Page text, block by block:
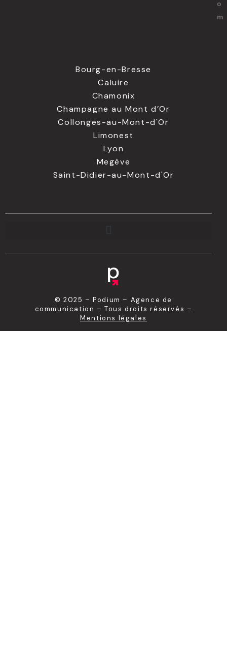
o
m
Bourg-en-Bresse
Caluire
Chamonix
Champagne au Mont d’Or
Collonges-au-Mont-d'Or
Limonest
Lyon
Megève
Saint-Didier-au-Mont-d'Or
© 2025 – Podium – Agence de
communication – Tous droits réservés –
Mentions légales